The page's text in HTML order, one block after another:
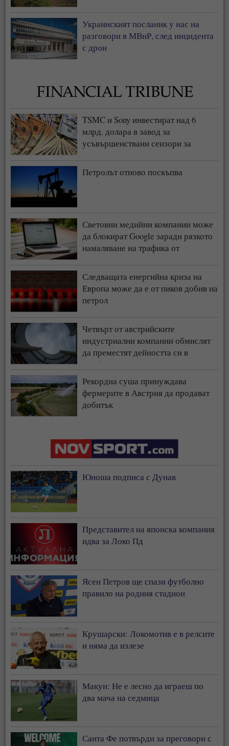
Украинският посланик у нас на
разговори в МВнР, след инцидента
с дрон
TSMC и Sony инвестират над 6
млрд. долара в завод за
усъвършенствани сензори за
Петролът отново поскъпва
Световни медийни компании може
да блокират Google заради рязкото
намаляване на трафика от
Следващата енергийна криза на
Европа може да е от пиков добив на
петрол
Четвърт от австрийските
индустриални компании обмислят
да преместят дейността си в
чужбина
Рекордна суша принуждава
фермерите в Австрия да продават
добитък
Юноша подписа с Дунав
Представител на японска компания
идва за Локо Пд
Ясен Петров ще спази футболно
правило на родния стадион
Крушарски: Локомотив е в релсите
и няма да излезе
Макун: Не е лесно да играеш по
два мача на седмица
Санта Фе потвърди за преговори с